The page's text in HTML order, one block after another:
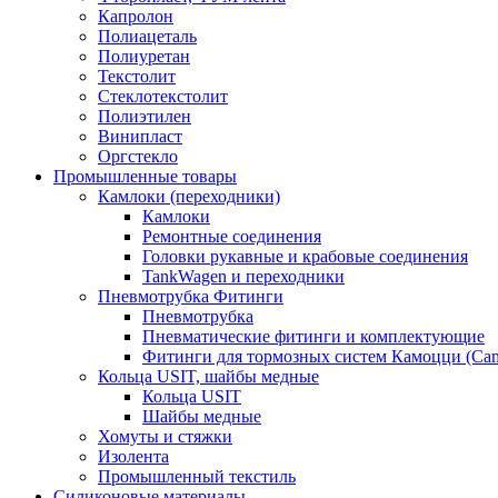
Капролон
Полиацеталь
Полиуретан
Текстолит
Стеклотекстолит
Полиэтилен
Винипласт
Оргстекло
Промышленные товары
Камлоки (переходники)
Камлоки
Ремонтные соединения
Головки рукавные и крабовые соединения
TankWagen и переходники
Пневмотрубка Фитинги
Пневмотрубка
Пневматические фитинги и комплектующие
Фитинги для тормозных систем Камоцци
Кольца USIT, шайбы медные
Кольца USIT
Шайбы медные
Хомуты и стяжки
Изолента
Промышленный текстиль